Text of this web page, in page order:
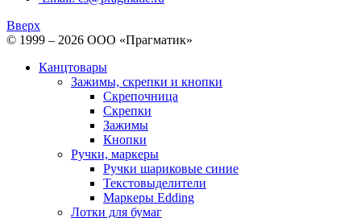
Вверх
© 1999 – 2026 ООО «Прагматик»
Канцтовары
Зажимы, скрепки и кнопки
Скрепочница
Скрепки
Зажимы
Кнопки
Ручки, маркеры
Ручки шариковые синие
Текстовыделители
Маркеры Edding
Лотки для бумаг